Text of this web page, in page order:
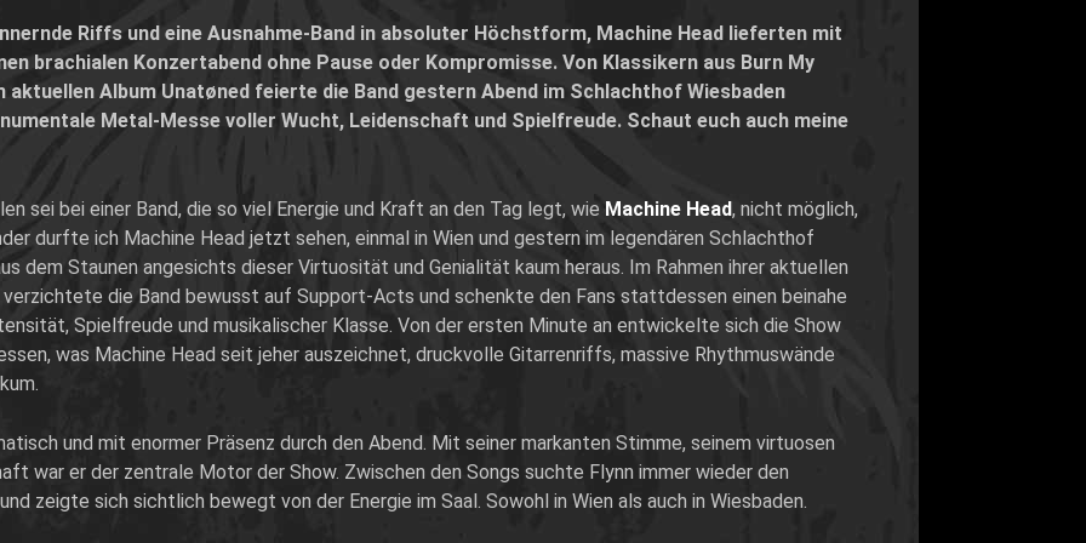
Riffs und eine Ausnahme-Band in absoluter Höchstform, Machine Head lieferten mit
brachialen Konzertabend ohne Pause oder Kompromisse. Von Klassikern aus Burn My
aktuellen AlbumUnatøned feierte die Band gestern Abend im Schlachthof Wiesbaden
Metal-Messe voller Wucht, Leidenschaft und Spielfreude. Schaut euch auch meine
sei bei einer Band, die so viel Energie und Kraft an den Tag legt, wieMachine Head, nicht möglich,
durfte ich Machine Head jetzt sehen, einmal in Wien und gestern im legendären Schlachthof
dem Staunen angesichts dieser Virtuosität und Genialität kaum heraus. Im Rahmen ihrer aktuellen
verzichtete die Band bewusst auf Support-Acts und schenkte den Fans stattdessen einen beinahe
Spielfreude und musikalischer Klasse. Von der ersten Minute an entwickelte sich die Show
was Machine Head seit jeher auszeichnet, druckvolle Gitarrenriffs, massive Rhythmuswände
und mit enormer Präsenz durch den Abend. Mit seiner markanten Stimme, seinem virtuosen
war er der zentrale Motor der Show. Zwischen den Songs suchte Flynn immer wieder den
zeigte sich sichtlich bewegt von der Energie im Saal. Sowohl in Wien als auch in Wiesbaden.